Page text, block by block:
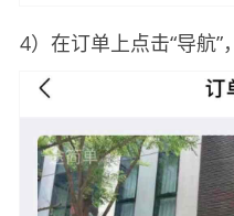
4）在订单上点击“导航”